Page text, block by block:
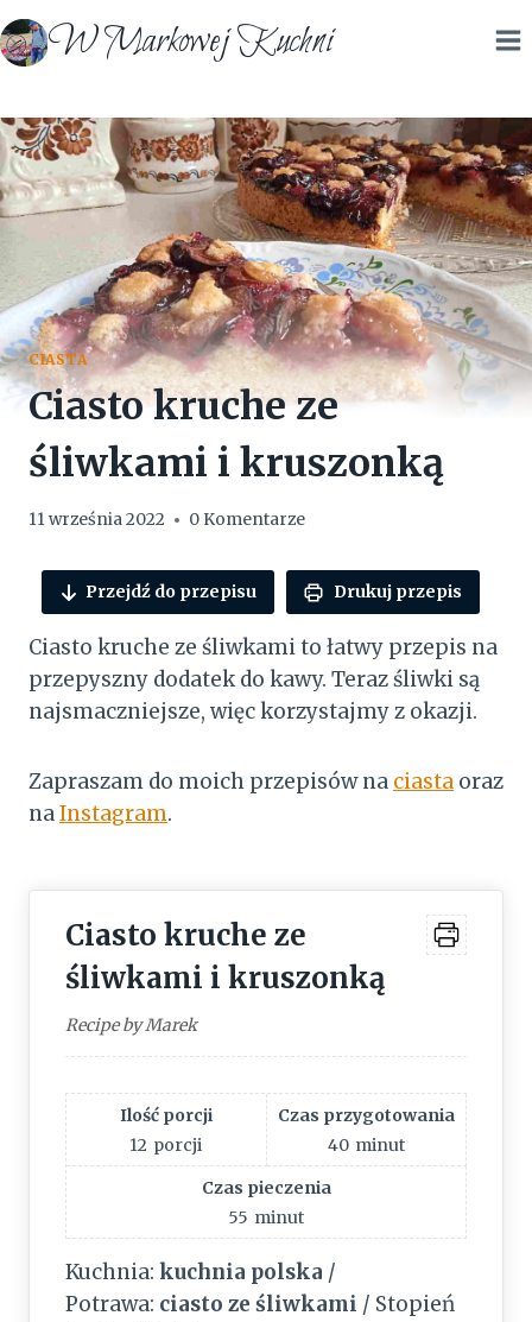
Przejdź
do
W Markowej Kuchni
CIASTA
Ciasto kruche ze
śliwkami i kruszonką
11 września 2022 0 Komentarze
Przejdź do przepisu Drukuj przepis
Ciasto kruche ze śliwkami to łatwy przepis na
przepyszny dodatek do kawy. Teraz śliwki są
najsmaczniejsze, więc korzystajmy z okazji.
Zapraszam do moich przepisów na ciasta oraz
naInstagram.
Ciasto kruche ze
śliwkami i kruszonką
Recipe by Marek
Ilość porcji
12 porcji
Czas przygotowania
40 minut
Czas pieczenia
55 minut
Kuchnia: kuchnia polska /
Potrawa: ciasto ze śliwkami / Stopień